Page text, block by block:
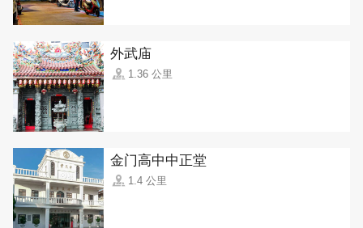
外武庙
1.36 公里
金门高中中正堂
1.4 公里